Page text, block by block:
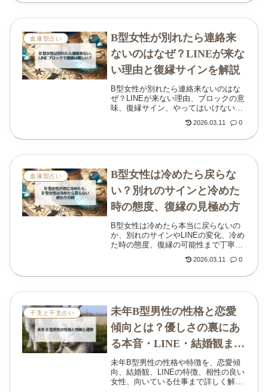
血液型占い
B型女性が別れたら連絡来
ないのはなぜ？LINEが来な
い理由と復縁サインを解説
B型女性が別れたら連絡来ないのはな
ぜ？LINEが来ない理由、ブロックの意
味、復縁サイン、やってはいけない行
2026.03.11 0
血液型占い
B型女性は冷めたら戻らな
い？別れのサインと冷めた
時の態度、復縁の見極め方
B型女性は冷めたら本当に戻らないの
か、別れのサインやLINEの変化、冷め
た時の態度、復縁の可能性まで丁寧に
解説します。急に冷たいと感じたとき
2026.03.11 0
干支と干支占い
未年B型男性の性格と恋愛
傾向とは？優しさの裏にあ
る本音・LINE・結婚観まで
解説
未年B型男性の性格や特徴を、恋愛傾
向、結婚観、LINEの特徴、相性の良い
女性、向いている仕事まで詳しく解